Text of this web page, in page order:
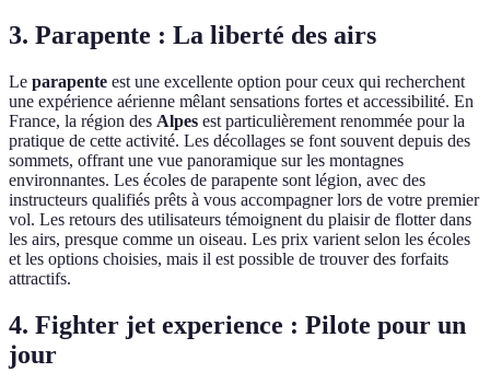
3. Parapente : La liberté des airs
Le parapente est une excellente option pour ceux qui recherchent
une expérience aérienne mêlant sensations fortes et accessibilité. En
France, la région des Alpes est particulièrement renommée pour la
pratique de cette activité. Les décollages se font souvent depuis des
sommets, offrant une vue panoramique sur les montagnes
environnantes. Les écoles de parapente sont légion, avec des
instructeurs qualifiés prêts à vous accompagner lors de votre premier
vol. Les retours des utilisateurs témoignent du plaisir de flotter dans
les airs, presque comme un oiseau. Les prix varient selon les écoles
et les options choisies, mais il est possible de trouver des forfaits
attractifs.
4. Fighter jet experience : Pilote pour un
jour